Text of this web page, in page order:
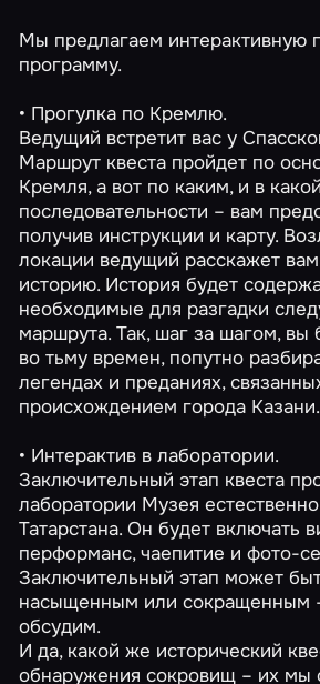
Мы предлагаем интерактивную
программу.
• Прогулка по Кремлю.
Ведущий встретит вас у
Маршрут квеста пройдет по
Кремля, а вот по каким, и в какой
последовательности – вам
получив инструкции и карту.
локации ведущий расскажет
историю. История будет
необходимые для разгадки
маршрута. Так, шаг за шагом, вы
во тьму времен, попутно
легендах и преданиях,
происхождением города Казани.
• Интерактив в лаборатории.
Заключительный этап квеста
лаборатории Музея
Татарстана. Он будет включать
перформанс, чаепитие и фото-
Заключительный этап может
насыщенным или сокращенным
обсудим.
И да, какой же исторический
обнаружения сокровищ – их мы